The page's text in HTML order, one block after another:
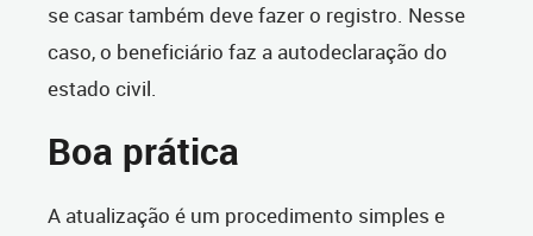
se casar também deve fazer o registro. Nesse
caso, o beneficiário faz a autodeclaração do
estado civil.
Boa prática
A atualização é um procedimento simples e